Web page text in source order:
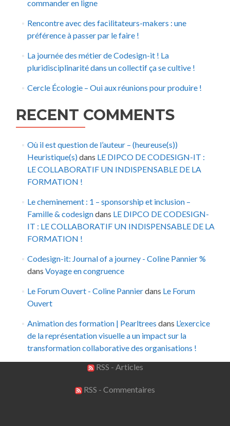
commander en ligne
Rencontre avec des facilitateurs-makers : une
préférence à passer par le faire !
La journée des métier de Codesign-it ! La
pluridisciplinarité dans un collectif ça se cultive !
Cercle Écologie – Oui aux réunions pour produire !
RECENT COMMENTS
Où il est question de l’auteur – (heureuse(s))
Heuristique(s)dans LE DIPCO DE CODESIGN-IT :
LE COLLABORATIF UN INDISPENSABLE DE LA
FORMATION !
Le cheminement : 1 – sponsorship et inclusion –
Famille & codesigndans LE DIPCO DE CODESIGN-
IT : LE COLLABORATIF UN INDISPENSABLE DE LA
FORMATION !
Codesign-it: Journal of a journey - Coline Pannier %
dans Voyage en congruence
Le Forum Ouvert - Coline Pannierdans Le Forum
Ouvert
Animation des formation | Pearltrees dans L’exercice
de la représentation visuelle a un impact sur la
transformation collaborative des organisations !
RSS - Articles
RSS - Commentaires